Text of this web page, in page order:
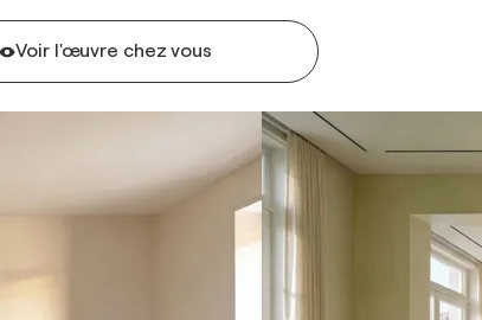
Voir l'œuvre chez vous